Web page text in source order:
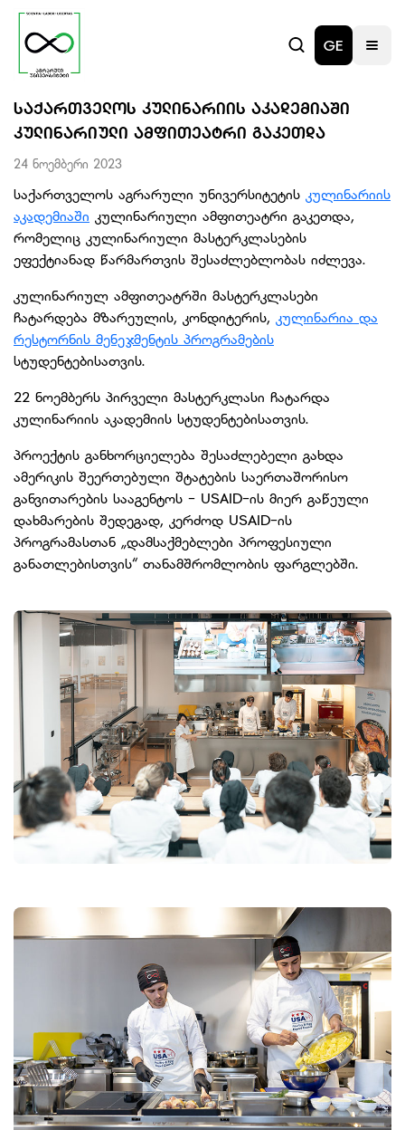
GE
ᲡᲐᲥᲐᲠᲗᲕᲔᲚᲝᲡ ᲙᲣᲚᲘᲜᲐᲠᲘᲘᲡ ᲐᲙᲐᲓᲔᲛᲘᲐᲨᲘ
ᲙᲣᲚᲘᲜᲐᲠᲘᲣᲚᲘ ᲐᲛᲤᲘᲗᲔᲐᲢᲠᲘ ᲒᲐᲙᲔᲗᲓᲐ
24 ნოემბერი 2023
საქართველოს აგრარული უნივერსიტეტის კულინარიის
აკადემიაში კულინარიული ამფითეატრი გაკეთდა,
რომელიც კულინარიული მასტერკლასების
ეფექტიანად წარმართვის შესაძლებლობას იძლევა.
კულინარიულ ამფითეატრში მასტერკლასები
ჩატარდება მზარეულის, კონდიტერის, კულინარია და
რესტორნის მენეჯმენტის პროგრამების
სტუდენტებისათვის.
22 ნოემბერს პირველი მასტერკლასი ჩატარდა
კულინარიის აკადემიის სტუდენტებისათვის.
პროექტის განხორციელება შესაძლებელი გახდა
ამერიკის შეერთებული შტატების საერთაშორისო
განვითარების სააგენტოს - USAID-ის მიერ გაწეული
დახმარების შედეგად, კერძოდ USAID-ის
პროგრამასთან „დამსაქმებლები პროფესიული
განათლებისთვის“ თანამშრომლობის ფარგლებში.